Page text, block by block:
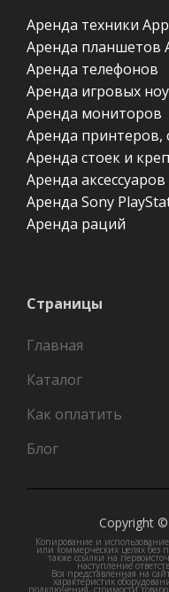
Аренда техники
Аренда планшетов
Аренда телефонов
Аренда игровых
Аренда мониторов
Аренда
Аренда стоек и
Аренда аксессуаров
Аренда Sony
Аренда раций
Страницы
Главная
Каталог
Как оплатить
Блог
Copyright
Копирование и
или коммерческих целях без
также ссылки на
наступление
Вся представленная на
характеристик
подключения, стоимости